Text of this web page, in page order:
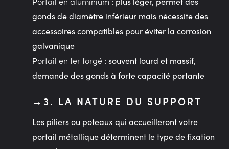
gonds de diamètre inférieur mais nécessite des
accessoires compatibles pour éviter la corrosion
galvanique
Portail en fer forgé: souvent lourd et massif,
demande des gonds à forte capacité portante
3. LA NATURE DU SUPPORT
Les piliers ou poteaux qui accueilleront votre
portail métallique déterminent le type de fixation